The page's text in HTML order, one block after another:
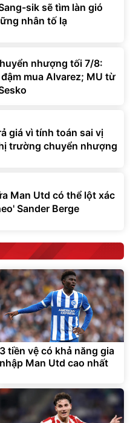
sik sẽ tìm làn gió
nhân tố lạ
nhượng tối 7/8:
mua Alvarez; MU từ
giá vì tính toán sai vị
trường chuyển nhượng
Man Utd có thể lột xác
Sander Berge
3 tiền vệ có khả năng gia
nhập Man Utd cao nhất